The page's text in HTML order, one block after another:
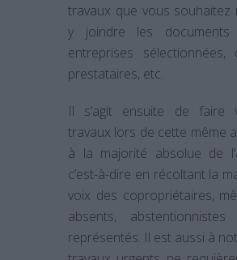
travaux que vous souhaitez
y joindre les
entreprises sélectionnées,
prestataires, etc.
Il s’agit ensuite de faire
travaux lors de cette même
à la majorité absolue de
c’est-à-dire en récoltant la
voix des copropriétaires,
absents,
représentés. Il est aussi à